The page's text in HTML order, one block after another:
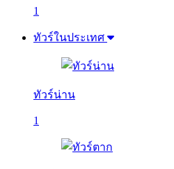
1
ทัวร์ในประเทศ
ทัวร์น่าน
1